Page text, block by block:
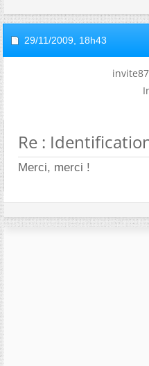
29/11/2009, 18h43
Re :
Merci, merci !